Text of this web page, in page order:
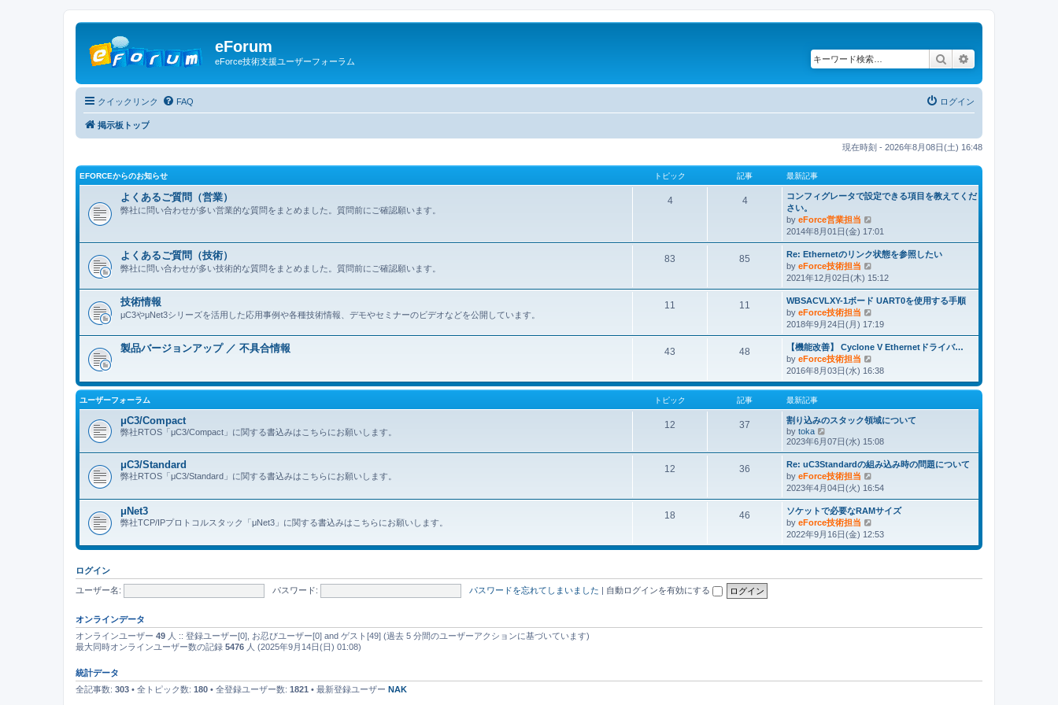
eForum
eForce技術支援ユーザーフォーラム 検索
クイックリンク FAQ ログイン
掲示板トップ
現在時刻 - 2026年8月08日(土) 16:48
EFORCEからのお知らせ トピック 記事 最新記事
よくあるご質問（営業）
弊社に問い合わせが多い営業的な質問をまとめました。質問前にご確認願います。
4 4
コンフィグレータで設定できる項目を教えてくだ
さい。
by eForce営業担当
新
記
事
2014年8月01日(金) 17:01
よくあるご質問（技術）
弊社に問い合わせが多い技術的な質問をまとめました。質問前にご確認願います。
83 85
Re: Ethernetのリンク状態を参照したい
by eForce技術担当
新
記
事
2021年12月02日(木) 15:12
技術情報
μC3やμNet3シリーズを活用した応用事例や各種技術情報、デモやセミナーのビデオなどを公開しています。
11 11
WBSACVLXY-1ボード UART0を使用する手順
by eForce技術担当
新
記
事
2018年9月24日(月) 17:19
製品バージョンアップ ／ 不具合情報 43 48
【機能改善】 Cyclone V Ethernetドライバ…
by eForce技術担当
新
記
2016年8月03日(水) 16:38
ユーザーフォーラム トピック 記事 最新記事
μC3/Compact
弊社RTOS「μC3/Compact」に関する書込みはこちらにお願いします。
12 37
割り込みのスタック領域について
by toka
新
記
事
2023年6月07日(水) 15:08
μC3/Standard
弊社RTOS「μC3/Standard」に関する書込みはこちらにお願いします。
12 36
Re: uC3Standardの組み込み時の問題について
by eForce技術担当
新
記
事
2023年4月04日(火) 16:54
μNet3
弊社TCP/IPプロトコルスタック「μNet3」に関する書込みはこちらにお願いします。
18 46
ソケットで必要なRAMサイズ
by eForce技術担当
新
記
2022年9月16日(金) 12:53
ログイン
ユーザー名: パスワード: パスワードを忘れてしまいました | 自動ログインを有効にする
オンラインデータ
オンラインユーザー 49 人 :: 登録ユーザー[0], お忍びユーザー[0] and ゲスト[49] (過去 5 分間のユーザーアクションに基づいています)
最大同時オンラインユーザー数の記録 5476 人 (2025年9月14日(日) 01:08)
統計データ
全記事数: 303 • 全トピック数: 180 • 全登録ユーザー数: 1821 • 最新登録ユーザー NAK